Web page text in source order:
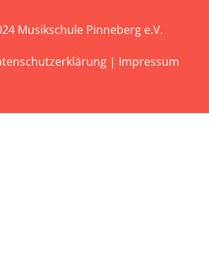
Musikschule Pinneberg e.V.
| Impressum